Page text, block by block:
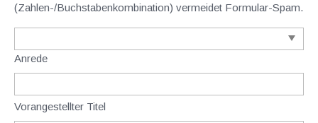
(Zahlen-/Buchstabenkombination) vermeidet Formular-Spam.
Anrede
Vorangestellter Titel